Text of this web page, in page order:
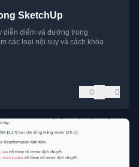
SketchUp
diễn điểm và đường trong
các loại nội suy và cách khóa
0 0